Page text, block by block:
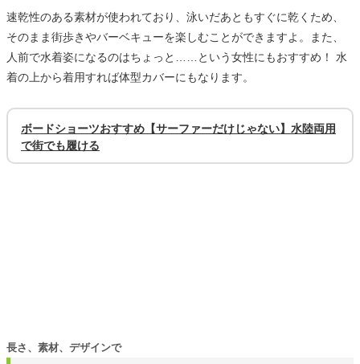
速乾性のある素材が使われており、泳いだあともすぐに乾くため、
そのまま街歩きやバーベキューを楽しむことができますよ。また、
人前で水着姿になるのはちょっと……という女性にもおすすめ！ 水
着の上から着用すれば体型カバーにもなります。
ボードショーツおすすめ【サーファーだけじゃない】水陸両用
で街でも履ける
長さ、素材、デザインで